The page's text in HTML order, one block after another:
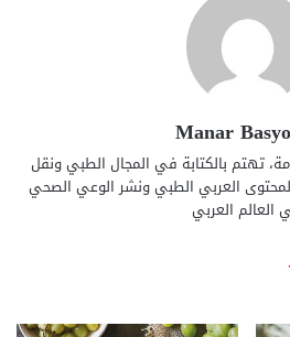
Manar
تهتم بالكتابة في المجال الطبي ونقل
العربي الطبي ونشر الوعي الصحي
العالم العربي